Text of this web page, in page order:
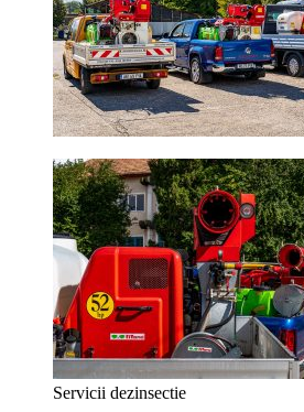
Servicii dezinsectie